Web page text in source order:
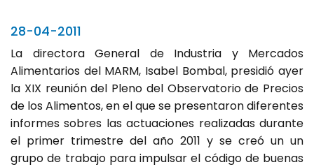
28-04-2011
La directora General de Industria y Mercados
Alimentarios del MARM, Isabel Bombal, presidió ayer
la XIX reunión del Pleno del Observatorio de Precios
de los Alimentos, en el que se presentaron diferentes
informes sobres las actuaciones realizadas durante
el primer trimestre del año 2011 y se creó un un
grupo de trabajo para impulsar el código de buenas